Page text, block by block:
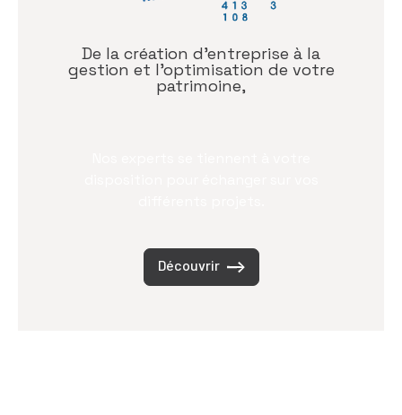
De la création d’entreprise à la
gestion et l’optimisation de votre
patrimoine,
Découvrir